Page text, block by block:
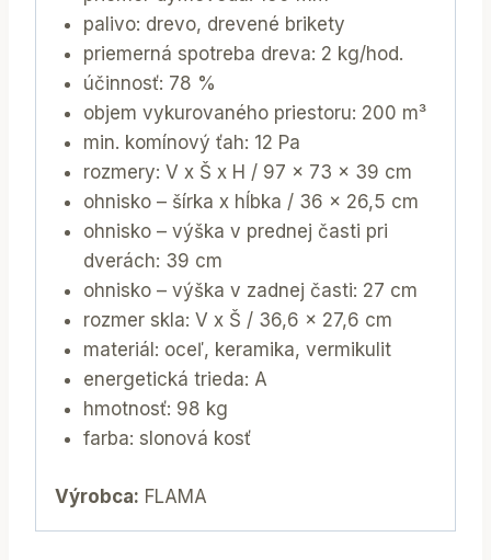
palivo: drevo, drevené brikety
priemerná spotreba dreva: 2 kg/hod.
účinnosť: 78 %
objem vykurovaného priestoru: 200 m³
min. komínový ťah: 12 Pa
rozmery: V x Š x H / 97 x 73 x 39 cm
ohnisko – šírka x hĺbka / 36 x 26,5 cm
ohnisko – výška v prednej časti pri
dverách: 39 cm
ohnisko – výška v zadnej časti: 27 cm
rozmer skla: V x Š / 36,6 x 27,6 cm
materiál: oceľ, keramika, vermikulit
energetická trieda: A
hmotnosť: 98 kg
farba: slonová kosť
Výrobca: FLAMA